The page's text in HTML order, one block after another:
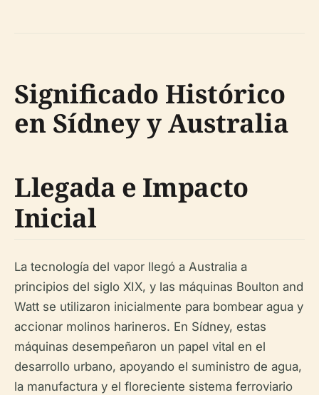
Significado Histórico
en Sídney y Australia
Llegada e Impacto
Inicial
La tecnología del vapor llegó a Australia a
principios del siglo XIX, y las máquinas Boulton and
Watt se utilizaron inicialmente para bombear agua y
accionar molinos harineros. En Sídney, estas
máquinas desempeñaron un papel vital en el
desarrollo urbano, apoyando el suministro de agua,
la manufactura y el floreciente sistema ferroviario